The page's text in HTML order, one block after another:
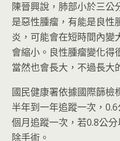
陳晉興說，肺部小於三公
是惡性腫瘤，有能是良性
炎，可能會在短時間內變
會縮小。良性腫瘤變化得
當然也會長大，不過長大
國民健康署依據國際篩檢
半年到一年追蹤一次，
個月追蹤一次，若0.8公
除手術。